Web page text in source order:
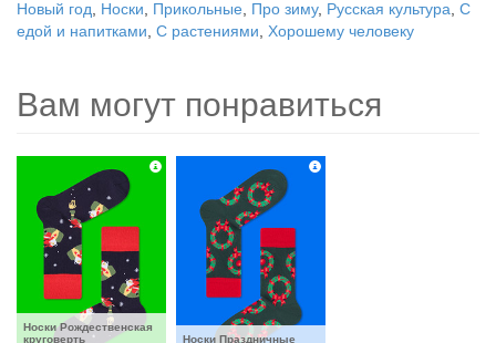
Новый год
Носки Прикольные Про зиму, Русская культура С
едой и напитками С растениями Хорошему человеку
Вам могут понравиться
Носки Рождественская
круговерть
Носки Праздничные